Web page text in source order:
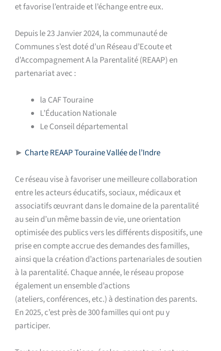
et favorise l’entraide et l’échange entre eux.
Depuis le 23 Janvier 2024, la communauté de
Communes s’est dotéd’un Réseau d’Ecoute et
d’AccompagnementAla Parentalité (REAAP) en
partenariat avec :
la CAF Touraine
L’Éducation Nationale
Le Conseil départemental
► Charte REAAP Touraine Vallée de l’Indre
Ce réseau vise à favoriserune meilleure collaboration
entre les acteurs éducatifs, sociaux, médicaux et
associatifs œuvrant dans le domaine de la parentalité
au sein d’un même bassin de vie, une orientation
optimisée des publics vers les différents dispositifs, une
prise en compte accrue des demandes des familles,
ainsi que la création d’actions partenariales de soutien
à la parentalité. Chaque année, le réseau propose
également un ensemble d’actions
(ateliers, conférences, etc.) à destination des parents.
En 2025, c’est près de 300 familles qui ont pu y
participer.